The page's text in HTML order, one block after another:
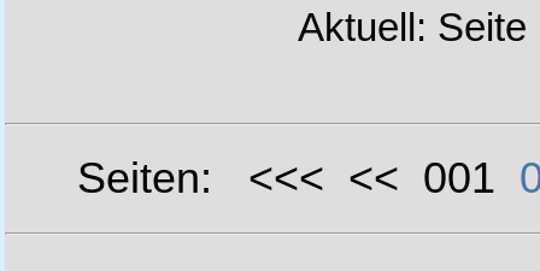
Aktuell: Seite
Seiten: <<< << 001